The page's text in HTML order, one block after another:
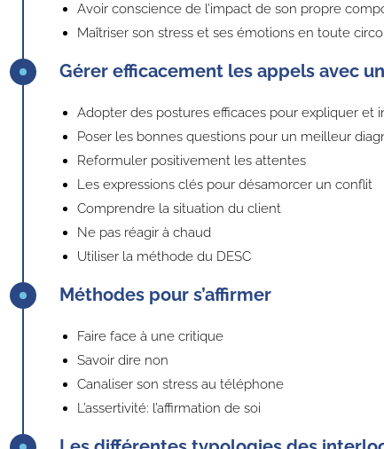
Avoir conscience de l’impact de son propre
Maîtriser son stress et ses émotions en toute
Gérer efficacement les appels avec
Adopter des postures efficaces pour expliquer et
Poser les bonnes questions pour un meilleur
Reformuler positivement les attentes
Les expressions clés pour désamorcer un conflit
Comprendre la situation du client
Ne pas réagir à chaud
Utiliser la méthode du DESC
Méthodes pour s’affirmer
Faire face à une critique
Savoir dire non
Canaliser son stress au téléphone
L’assertivité: l’affirmation de soi